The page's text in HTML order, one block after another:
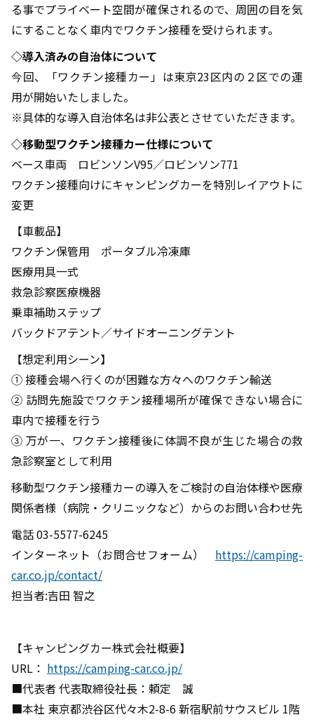
る事でプライベート空間が確保されるので、周囲の目を気
にすることなく車内でワクチン接種を受けられます。
◇導入済みの自治体について
今回、「ワクチン接種カー」は東京23区内の２区での運
用が開始いたしました。
※具体的な導入自治体名は非公表とさせていただきます。
◇移動型ワクチン接種カー仕様について
ベース車両 ロビンソンV95／ロビンソン771
ワクチン接種向けにキャンピングカーを特別レイアウトに
変更
【車載品】
ワクチン保管用 ポータブル冷凍庫
医療用具一式
救急診察医療機器
乗車補助ステップ
バックドアテント／サイドオーニングテント
【想定利用シーン】
① 接種会場へ行くのが困難な方々へのワクチン輸送
② 訪問先施設でワクチン接種場所が確保できない場合に
車内で接種を行う
③ 万が一、ワクチン接種後に体調不良が生じた場合の救
急診察室として利用
移動型ワクチン接種カーの導入をご検討の自治体様や医療
関係者様（病院・クリニックなど）からのお問い合わせ先
電話 03-5577-6245
インターネット（お問合せフォーム） https://camping-
car.co.jp/contact/
担当者:吉田 智之
【キャンピングカー株式会社概要】
URL： https://camping-car.co.jp/
■代表者 代表取締役社長：頼定 誠
■本社 東京都渋谷区代々木2-8-6 新宿駅前サウスビル 1階